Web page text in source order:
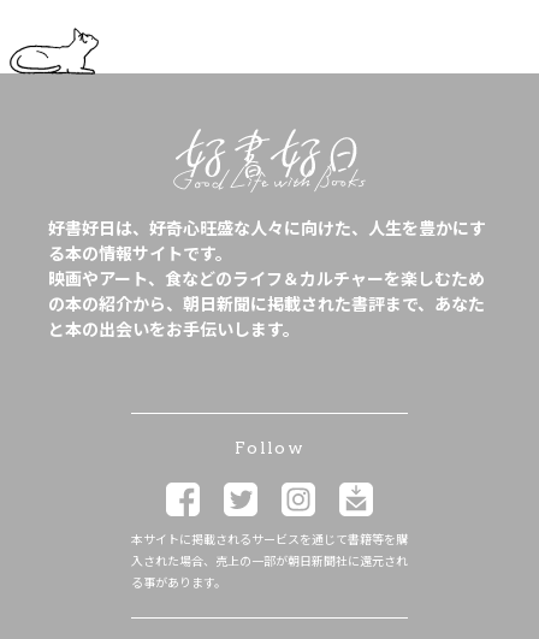
好書好日は、好奇心旺盛な人々に向けた、人生を豊かにす
る本の情報サイトです。
映画やアート、食などのライフ＆カルチャーを楽しむため
の本の紹介から、朝日新聞に掲載された書評まで、あなた
と本の出会いをお手伝いします。
Follow
本サイトに掲載されるサービスを通じて書籍等を購
入された場合、売上の一部が朝日新聞社に還元され
る事があります。